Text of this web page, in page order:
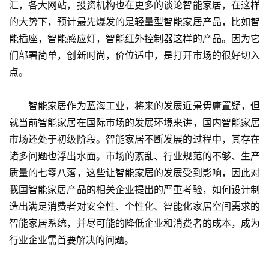
汇，各大网站，投资机构也在更多的谈论智能家居，在这样
的大势下，预计最先爆发的是轻量型智能家居产品，比如智
能插座，智能感应灯，智能红外控制器这样的产品。因为它
们部署简单，创新时尚，价位适中，是打开市场的很好切入
点。
智能家居作为蓝海工业，将来的发展近景毋庸置疑，但
就当前智能家居在国际市场的发展环境来讲，国内智能家居
市场还处于初级阶段。智能家居不断发展的过程中，其存在
诸多问题也浮出水面。市场的紊乱、行业规范的不够、生产
质量的七零八落，这些让智能家居的发展受到影响，因此对
我国智能家居产品的相关企业提出的严重考验，如何设计制
造出满足消费者对安全性、个性化、智能化家居空间需求的
智能家居系统，并尽可能的降低企业和消费者的成本，成为
行业企业需首要解决的问题。